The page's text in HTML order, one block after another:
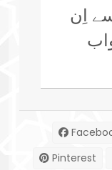
اِن
Pinterest